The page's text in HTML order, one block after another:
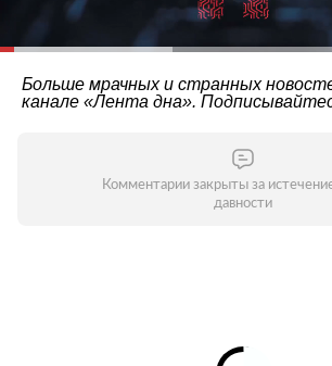
Больше мрачных и странных
канале «Лента дна».
Комментарии закрыты за
давности